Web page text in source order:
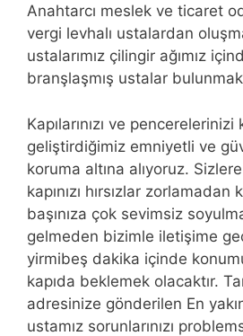
Anahtarcı meslek ve ticaret
vergi levhalı ustalardan
ustalarımız çilingir ağımız
branşlaşmış ustalar
Kapılarınızı ve pencerelerinizi
geliştirdiğimiz emniyetli ve
koruma altına alıyoruz.
kapınızı hırsızlar
başınıza çok sevimsiz
gelmeden bizimle iletişime
yirmibeş dakika içinde
kapıda beklemek olacaktır.
adresinize gönderilen En
ustamız sorunlarınızı